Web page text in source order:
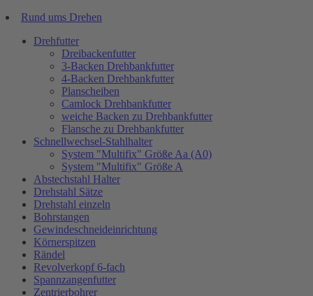
Rund ums Drehen
Drehfutter
Dreibackenfutter
3-Backen Drehbankfutter
4-Backen Drehbankfutter
Planscheiben
Camlock Drehbankfutter
weiche Backen zu Drehbankfutter
Flansche zu Drehbankfutter
Schnellwechsel-Stahlhalter
System "Multifix" Größe Aa (A0)
System "Multifix" Größe A
Abstechstahl Halter
Drehstahl Sätze
Drehstahl einzeln
Bohrstangen
Gewindeschneideinrichtung
Körnerspitzen
Rändel
Revolverkopf 6-fach
Spannzangenfutter
Zentrierbohrer